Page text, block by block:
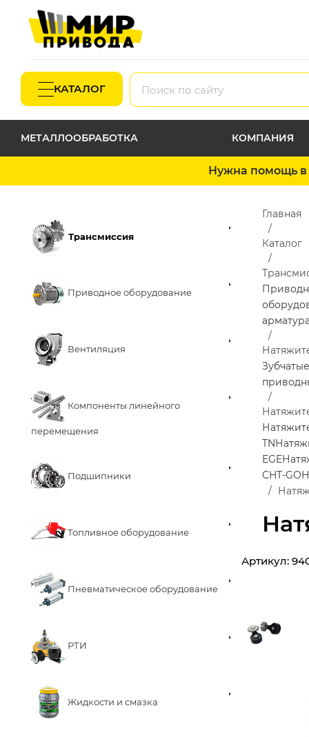
КАТАЛОГ
МЕТАЛЛООБРАБОТКА КОМПАНИЯ
Нужна помощь в
Трансмиссия
Приводное оборудование
Вентиляция
Компоненты линейного
перемещения
Подшипники
Топливное оборудование
Пневматическое оборудование
РТИ
Жидкости и смазка
Главная
Каталог
TN
EGE
CHT-GO
Артикул: